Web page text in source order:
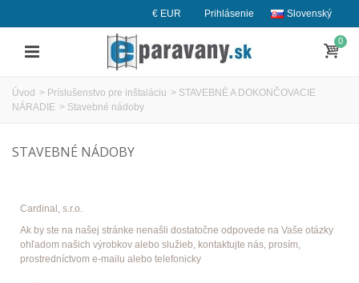
Slovenský
Prihlásenie
€ EUR
0
Úvod > Príslušenstvo pre inštaláciu > STAVEBNÉ A DOKONČOVACIE
NÁRADIE > Stavebné nádoby
STAVEBNÉ NÁDOBY
Cardinal, s.r.o.
Ak by ste na našej stránke nenašli dostatočne odpovede na Vaše otázky
ohľadom našich výrobkov alebo služieb, kontaktujte nás, prosím,
prostredníctvom e-mailu alebo telefonicky